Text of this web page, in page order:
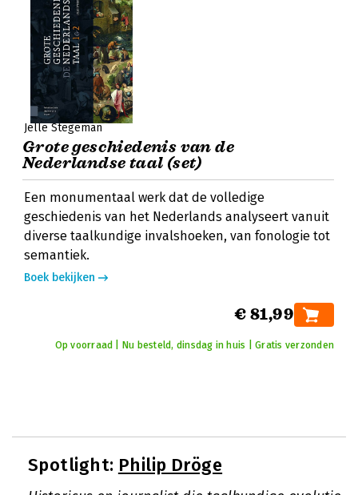
Jelle Stegeman
Grote geschiedenis van de
Nederlandse taal (set)
Een monumentaal werk dat de volledige
geschiedenis van het Nederlands analyseert vanuit
diverse taalkundige invalshoeken, van fonologie tot
semantiek.
Boek bekijken
€ 81,99
Op voorraad | Nu besteld, dinsdag in huis | Gratis verzonden
Spotlight: Philip Dröge